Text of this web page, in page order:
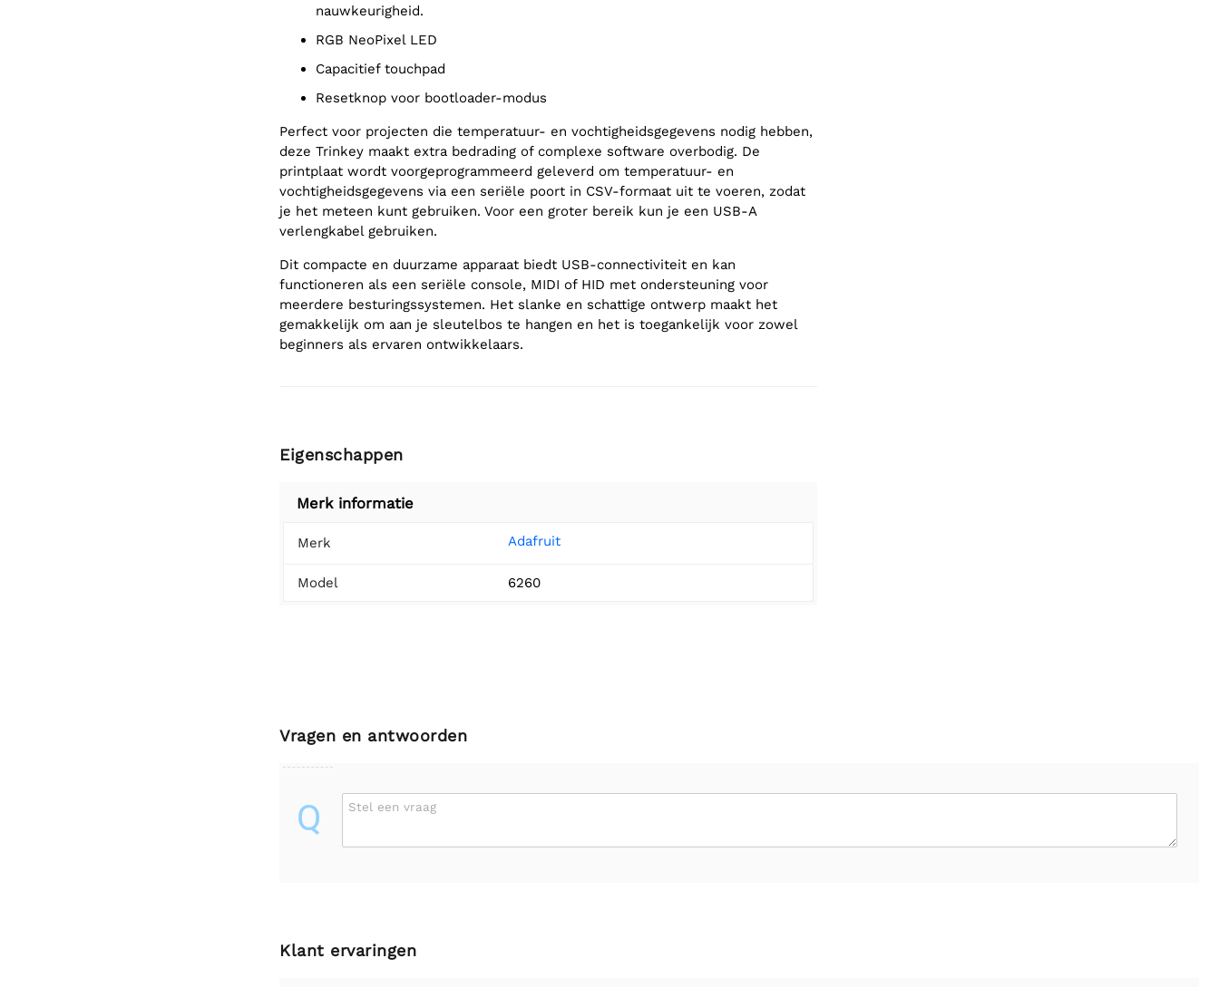
nauwkeurigheid.
RGB NeoPixel LED
Capacitief touchpad
Resetknop voor bootloader-modus
Perfect voor projecten die temperatuur- en vochtigheidsgegevens nodig hebben,
deze Trinkey maakt extra bedrading of complexe software overbodig. De
printplaat wordt voorgeprogrammeerd geleverd om temperatuur- en
vochtigheidsgegevens via een seriële poort in CSV-formaat uit te voeren, zodat
je het meteen kunt gebruiken. Voor een groter bereik kun je een USB-A
verlengkabel gebruiken.
Dit compacte en duurzame apparaat biedt USB-connectiviteit en kan
functioneren als een seriële console, MIDI of HID met ondersteuning voor
meerdere besturingssystemen. Het slanke en schattige ontwerp maakt het
gemakkelijk om aan je sleutelbos te hangen en het is toegankelijk voor zowel
beginners als ervaren ontwikkelaars.
Eigenschappen
Merk informatie
Merk Adafruit
Model 6260
Vragen en antwoorden
Q Stel een vraag
Klant ervaringen